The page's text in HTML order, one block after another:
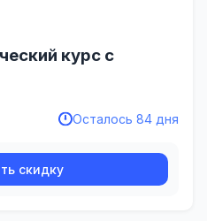
курс с
Осталось 84 дня
скидку